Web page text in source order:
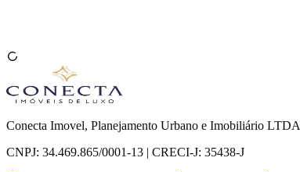
Conecta Imovel, Planejamento Urbano e Imobiliário LTDA
CNPJ: 34.469.865/0001-13 | CRECI-J: 35438-J